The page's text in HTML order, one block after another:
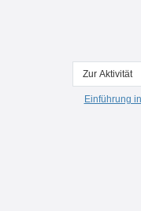
Zur Aktivität
Einführung